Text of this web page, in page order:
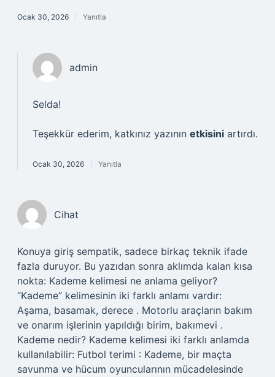
Ocak 30, 2026 Yanıtla
admin
Selda!
Teşekkür ederim, katkınız yazının etkisini artırdı.
Ocak 30, 2026 Yanıtla
Cihat
Konuya giriş sempatik, sadece birkaç teknik ifade
fazla duruyor. Bu yazıdan sonra aklımda kalan kısa
nokta: Kademe kelimesi ne anlama geliyor?
“Kademe” kelimesinin iki farklı anlamı vardır:
Aşama, basamak, derece . Motorlu araçların bakım
ve onarım işlerinin yapıldığı birim, bakımevi .
Kademe nedir? Kademe kelimesi iki farklı anlamda
kullanılabilir: Futbol terimi : Kademe, bir maçta
savunma ve hücum oyuncularının mücadelesinde